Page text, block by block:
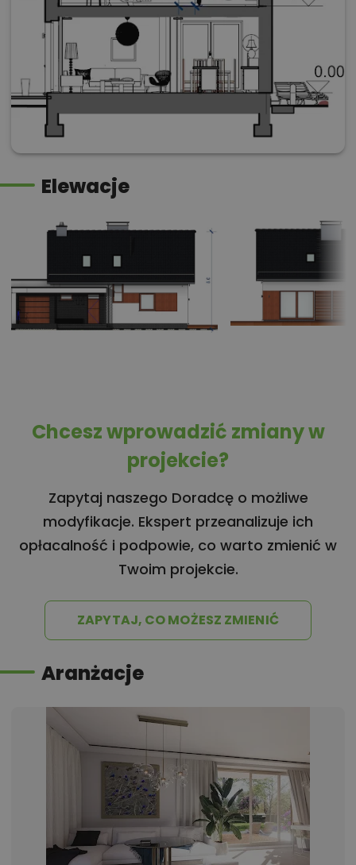
Elewacje
Chcesz wprowadzić zmiany w
projekcie?
Zapytaj naszego Doradcę o możliwe
modyfikacje. Ekspert przeanalizuje ich
opłacalność i podpowie, co warto zmienić w
Twoim projekcie.
ZAPYTAJ, CO MOŻESZ ZMIENIĆ
Aranżacje